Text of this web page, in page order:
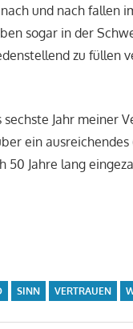
und nach fallen
sogar in der
zu füllen
Jahr meiner
ein ausreichendes
50 Jahre lang
SINN VERTRAUEN